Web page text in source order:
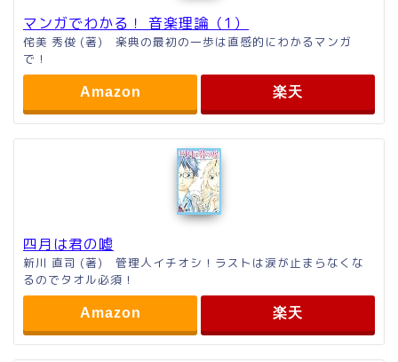
マンガでわかる！ 音楽理論（1）
侘美 秀俊 (著) 楽典の最初の一歩は直感的にわかるマンガ
で！
Amazon 楽天
四月は君の嘘
新川 直司 (著) 管理人イチオシ！ラストは涙が止まらなくな
るのでタオル必須！
Amazon 楽天